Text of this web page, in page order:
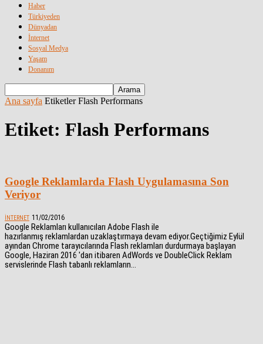
Haber
Türkiyeden
Dünyadan
İnternet
Sosyal Medya
Yaşam
Donanım
Ana sayfa Etiketler Flash Performans
Etiket: Flash Performans
Google Reklamlarda Flash Uygulamasına Son
Veriyor
İNTERNET 11/02/2016
Google Reklamları kullanıcıları Adobe Flash ile
hazırlanmış reklamlardan uzaklaştırmaya devam ediyor.Geçtiğimiz Eylül
ayından Chrome tarayıcılarında Flash reklamları durdurmaya başlayan
Google, Haziran 2016 'dan itibaren AdWords ve DoubleClick Reklam
servislerinde Flash tabanlı reklamların...